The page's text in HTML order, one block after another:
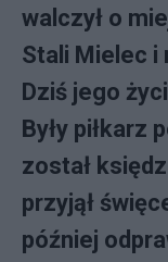
walczył o
Stali Mielec i
Dziś jego
Były piłkarz
został
przyjął
później